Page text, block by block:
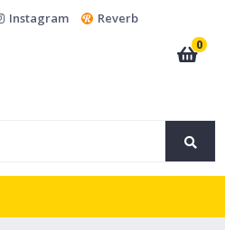
Instagram
Reverb
0